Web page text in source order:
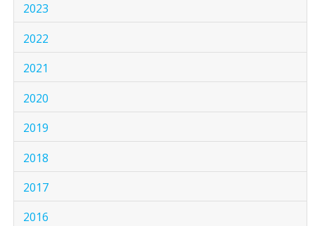
2023
2022
2021
2020
2019
2018
2017
2016